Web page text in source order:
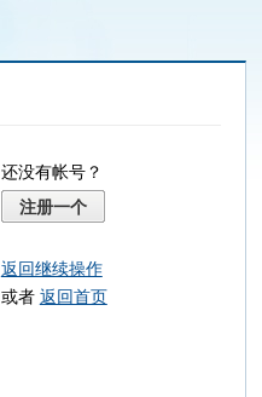
还没有帐号？
注册一个
返回继续操作
或者 返回首页